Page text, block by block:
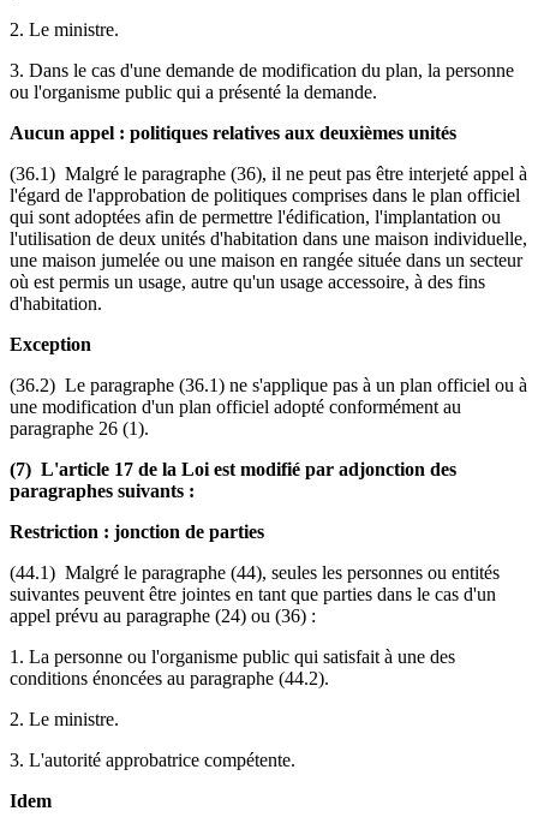
2. Le ministre.
3. Dans le cas d'une demande de modification du plan, la personne
ou l'organisme public qui a présenté la demande.
Aucun appel : politiques relatives aux deuxièmes unités
(36.1) Malgré le paragraphe (36), il ne peut pas être interjeté appel à
l'égard de l'approbation de politiques comprises dans le plan officiel
qui sont adoptées afin de permettre l'édification, l'implantation ou
l'utilisation de deux unités d'habitation dans une maison individuelle,
une maison jumelée ou une maison en rangée située dans un secteur
où est permis un usage, autre qu'un usage accessoire, à des fins
d'habitation.
Exception
(36.2) Le paragraphe (36.1) ne s'applique pas à un plan officiel ou à
une modification d'un plan officiel adopté conformément au
paragraphe 26 (1).
(7) L'article 17 de la Loi est modifié par adjonction des
paragraphes suivants :
Restriction : jonction de parties
(44.1) Malgré le paragraphe (44), seules les personnes ou entités
suivantes peuvent être jointes en tant que parties dans le cas d'un
appel prévu au paragraphe (24) ou (36) :
1. La personne ou l'organisme public qui satisfait à une des
conditions énoncées au paragraphe (44.2).
2. Le ministre.
3. L'autorité approbatrice compétente.
Idem